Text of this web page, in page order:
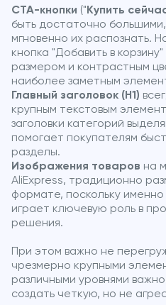
CTA-кнопки (" Купить
быть достаточно
мгновенно их распознать.
кнопка "Добавить в
размером и контрастным
наиболее заметным
Главный заголовок (H1)
крупным текстовым
заголовки категорий
помогает покупателям
разделы.
Изображения товаров на
AliExpress, традиционно
формате, поскольку именно
играет ключевую роль в
решения.
При этом важно не
чрезмерно крупными
различными уровнями
создать четкую, но не